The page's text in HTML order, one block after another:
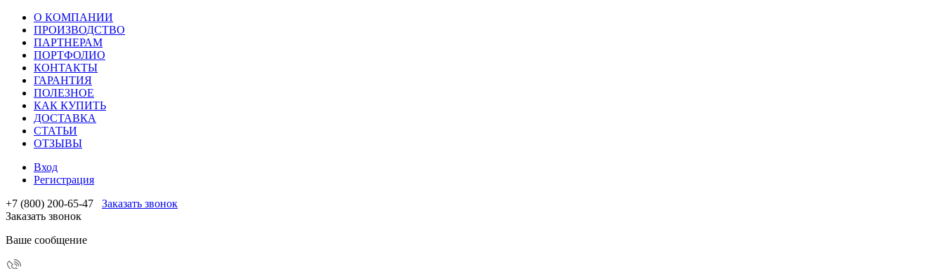
О КОМПАНИИ
ПРОИЗВОДСТВО
ПАРТНЕРАМ
ПОРТФОЛИО
КОНТАКТЫ
ГАРАНТИЯ
ПОЛЕЗНОЕ
КАК КУПИТЬ
ДОСТАВКА
СТАТЬИ
ОТЗЫВЫ
Вход
Регистрация
+7 (800) 200-65-47
Заказать звонок
Заказать звонок
Ваше сообщение